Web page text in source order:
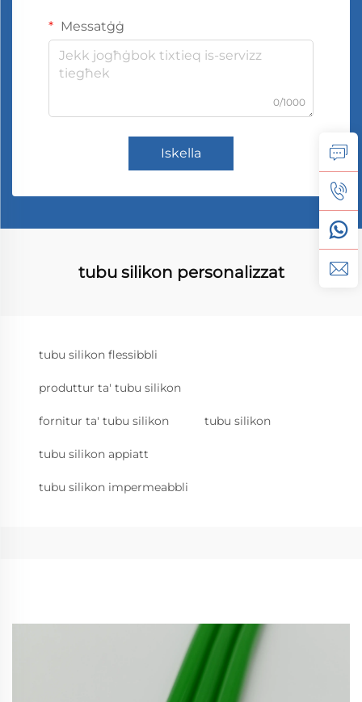
Messatġġ
0/1000
Iskella
tubu silikon personalizzat
tubu silikon flessibbli
produttur ta' tubu silikon
fornitur ta' tubu silikon tubu silikon
tubu silikon appiatt
tubu silikon impermeabbli